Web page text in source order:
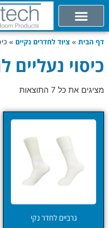
דף הבית » ציוד לחדרים נקיים »
כיסוי נעליים
מציגים את כל ⁦7⁩ התוצאות
גרביים לחדר נקי